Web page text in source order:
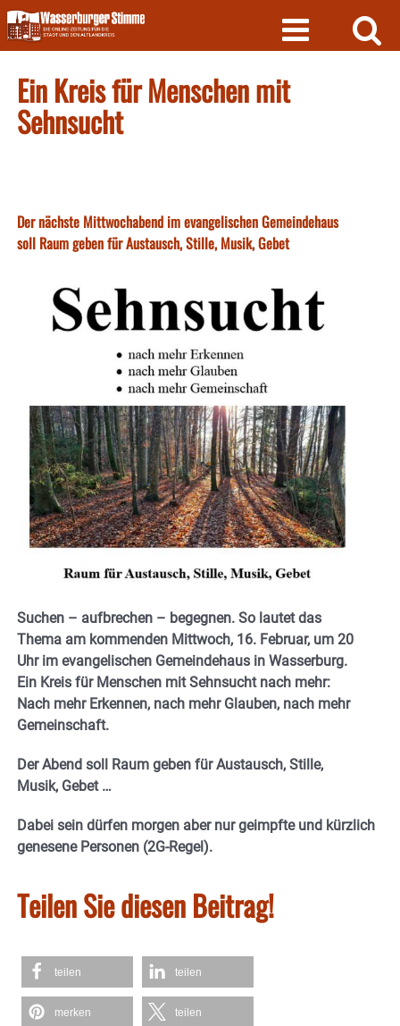
Skip
to
content
Ein Kreis für Menschen mit
Sehnsucht
Der nächste Mittwochabend im evangelischen Gemeindehaus
soll Raum geben für Austausch, Stille, Musik, Gebet
Suchen – aufbrechen – begegnen. So lautet das
Thema am kommenden Mittwoch, 16. Februar, um 20
Uhr im evangelischen Gemeindehaus in Wasserburg.
Ein Kreis für Menschen mit Sehnsucht nach mehr:
Nach mehr Erkennen, nach mehr Glauben, nach mehr
Gemeinschaft.
Der Abend soll Raum geben für Austausch, Stille,
Musik, Gebet …
Dabei sein dürfen morgen aber nur geimpfte und kürzlich
genesene Personen (2G-Regel).
Teilen Sie diesen Beitrag!
teilen teilen
merken teilen